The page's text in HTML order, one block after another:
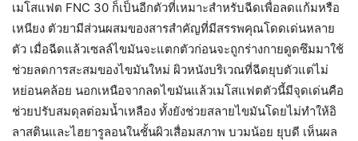
เมโสแฟต FNC 30 ก็เป็นอีกตัวที่เหมาะสำหรับฉีดเพื่อลดแก้มหรือ
เหนียง ตัวยามีส่วนผสมของสารสำคัญที่มีสรรพคุณโดดเด่นหลาย
ตัว เมื่อฉีดแล้วเซลล์ไขมันจะแตกตัวก่อนจะถูกร่างกายดูดซึมมาใช้
ช่วยลดการสะสมของไขมันใหม่ ผิวหนังบริเวณที่ฉีดยุบตัวแต่ไม่
หย่อนคล้อย นอกเหนือจากลดไขมันแล้วเมโสแฟตตัวนี้มีจุดเด่นคือ
ช่วยปรับสมดุลต่อมน้ำเหลือง ทั้งยังช่วยสลายไขมันโดยไม่ทำให้อิ
ลาสตินและไฮยารูลอนในชั้นผิวเสื่อมสภาพ บวมน้อย ยุบดี เห็นผล